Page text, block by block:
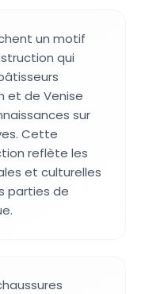
un motif
qui
et de Venise
sur
Cette
reflète les
et culturelles
parties de